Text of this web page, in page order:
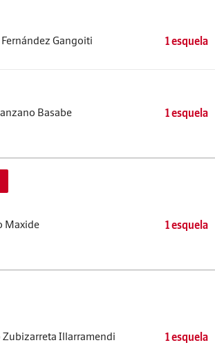
Gangoiti 1 esquela
Basabe 1 esquela
Maxide 1 esquela
Illarramendi 1 esquela